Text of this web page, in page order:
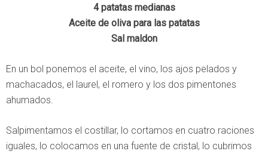
4 patatas medianas
Aceite de oliva para las patatas
Sal maldon
En un bol ponemos el aceite, el vino, los ajos pelados y
machacados, el laurel, el romero y los dos pimentones
ahumados.
Salpimentamos el costillar, lo cortamos en cuatro raciones
iguales, lo colocamos en una fuente de cristal, lo cubrimos